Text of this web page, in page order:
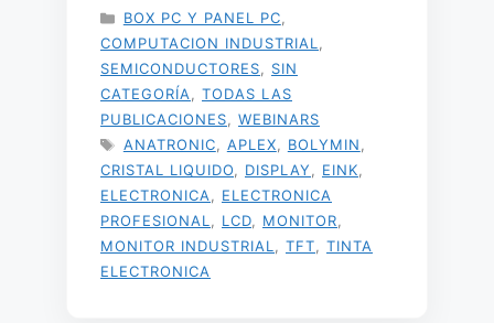
CATEGORÍAS
BOX PC Y PANEL PC
COMPUTACION INDUSTRIAL
SEMICONDUCTORES
SIN
CATEGORÍA
TODAS LAS
PUBLICACIONES
WEBINARS
ETIQUETAS
ANATRONIC APLEX BOLYMIN
CRISTAL LIQUIDO
DISPLAY EINK
ELECTRONICA
ELECTRONICA
PROFESIONAL
LCD MONITOR
MONITOR INDUSTRIAL
TFT
TINTA
ELECTRONICA